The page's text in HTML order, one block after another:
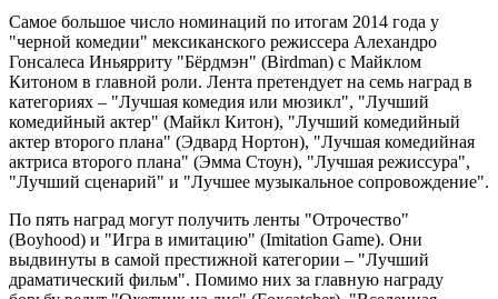
Самое большое число номинаций по итогам 2014 года у
"черной комедии" мексиканского режиссера Алехандро
Гонсалеса Иньярриту "Бёрдмэн" (Birdman) с Майклом
Китоном в главной роли. Лента претендует на семь наград в
категориях – "Лучшая комедия или мюзикл", "Лучший
комедийный актер" (Майкл Китон), "Лучший комедийный
актер второго плана" (Эдвард Нортон), "Лучшая комедийная
актриса второго плана" (Эмма Стоун), "Лучшая режиссура",
"Лучший сценарий" и "Лучшее музыкальное сопровождение".
По пять наград могут получить ленты "Отрочество"
(Boyhood) и "Игра в имитацию" (Imitation Game). Они
выдвинуты в самой престижной категории – "Лучший
драматический фильм". Помимо них за главную награду